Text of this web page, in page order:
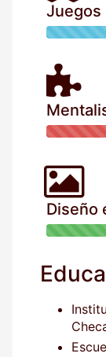
Juegos
Diseño